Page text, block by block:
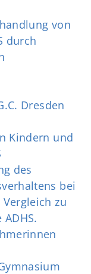
von
durch
Dresden
Kindern und
des
bei
zu